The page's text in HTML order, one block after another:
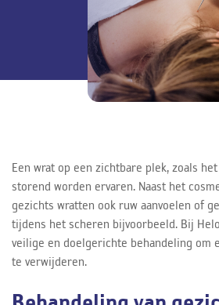
Een wrat op een zichtbare plek, zoals
storend worden ervaren. Naast het
gezichts wratten ook ruw aanvoelen of
tijdens het scheren bijvoorbeeld. Bij
veilige en doelgerichte behandeling om
te verwijderen.